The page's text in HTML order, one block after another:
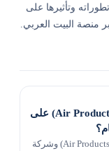
وتأثيرها على
منصة البيت العربي.
هل تتفوق شركة Air Products and Chemicals (APD) على
فيما يلي كيفية أداء شركة Air Products and Chemicals (APD) وشركة